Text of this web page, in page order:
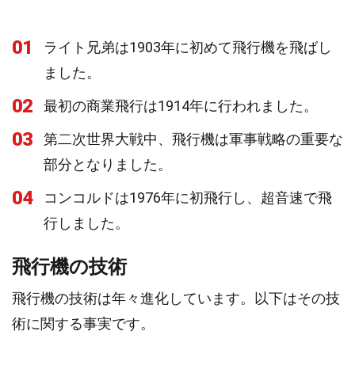
01
ライト兄弟は1903年に初めて飛行機を飛ばし
ました。
02 最初の商業飛行は1914年に行われました。
03
第二次世界大戦中、飛行機は軍事戦略の重要な
部分となりました。
04
コンコルドは1976年に初飛行し、超音速で飛
行しました。
飛行機の技術
飛行機の技術は年々進化しています。以下はその技
術に関する事実です。